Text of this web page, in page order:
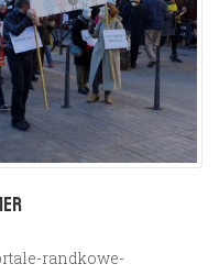
randkowe-